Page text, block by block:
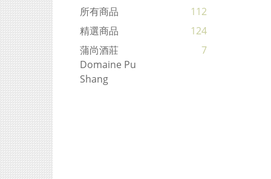
所有商品
112
精選商品
124
蒲尚酒莊
Domaine Pu
Shang
7